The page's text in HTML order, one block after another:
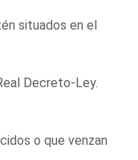
situados en el
Decreto-Ley.
o que venzan